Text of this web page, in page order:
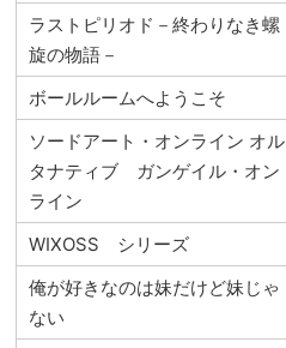
ラストピリオド－終わりなき螺
旋の物語－
ボールルームへようこそ
ソードアート・オンライン オル
タナティブ ガンゲイル・オン
ライン
WIXOSS シリーズ
俺が好きなのは妹だけど妹じゃ
ない